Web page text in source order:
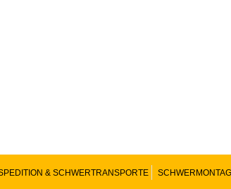
& SCHWERTRANSPORTE